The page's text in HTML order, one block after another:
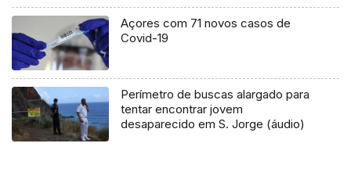
Açores com 71 novos casos de
Covid-19
Perímetro de buscas alargado para
tentar encontrar jovem
desaparecido em S. Jorge (áudio)